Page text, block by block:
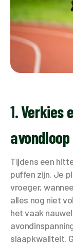
1.Verkies
avondloop
Tijdens een
puffen zijn. Je
vroeger,
alles nog niet
het vaak
slaapkwaliteit.